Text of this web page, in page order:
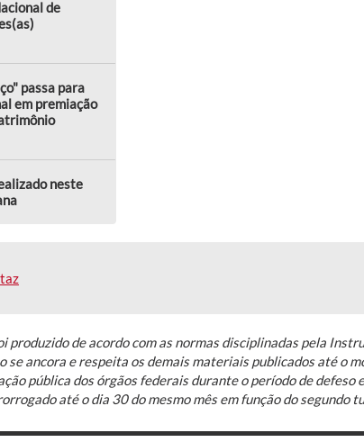
de
passa para
em premiação
neste
produzido de acordo com as normas disciplinadas pela
se ancora e respeita os demais materiais publicados até o
pública dos órgãos federais durante o período de
até o dia 30 do mesmo mês em função do segundo